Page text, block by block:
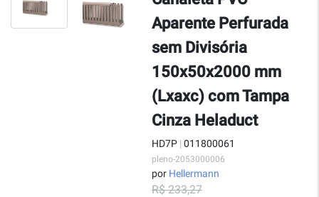
Aparente Perfurada
sem Divisória
150x50x2000 mm
(Lxaxc) com Tampa
Cinza Heladuct
HD7P | 011800061
pleno-2053000006
por Hellermann
R$ 233,27